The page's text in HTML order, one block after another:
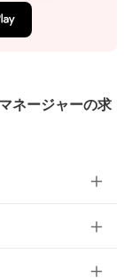
ネージャーの求